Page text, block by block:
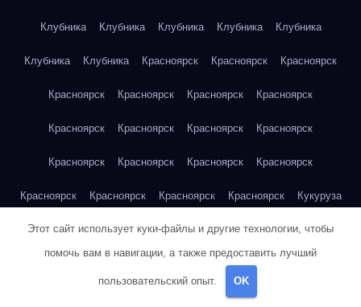
Клубника Клубника Клубника Клубника Клубника
Клубника Клубника Красноярск Красноярск Красноярск
Красноярск Красноярск Красноярск Красноярск
Красноярск Красноярск Красноярск Красноярск
Красноярск Красноярск Красноярск Красноярск
Красноярск Красноярск Красноярск Красноярск Кукуруза
Кукуруза Кукуруза Кукуруза Кукуруза Кукуруза
Кукуруза
Куриная грудка
Этот сайт использует куки-файлы и другие технологии, чтобы
помочь вам в навигации, а также предоставить лучший
пользовательский опыт. OK